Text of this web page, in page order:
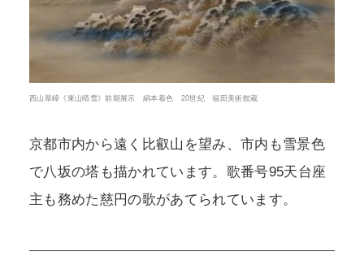
西山翠嶂《東山晴雪》前期展示 絹本着色 20世紀 福田美術館蔵
京都市内から遠く比叡山を望み、市内も雪景色
で八坂の塔も描かれています。歌番号95天台座
主も務めた慈円の歌があてられています。